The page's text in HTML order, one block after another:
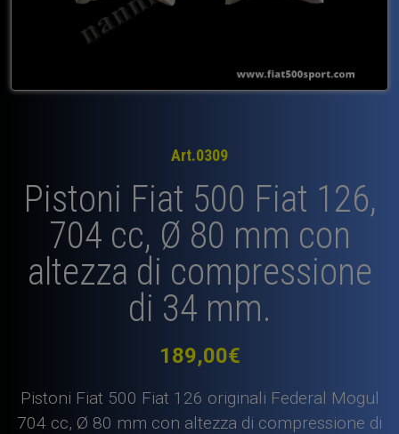
Art.0309
Pistoni Fiat 500 Fiat 126,
704 cc, Ø 80 mm con
altezza di compressione
di 34 mm.
189,00€
Pistoni Fiat 500 Fiat 126 originali Federal Mogul
704 cc, Ø 80 mm con altezza di compressione di